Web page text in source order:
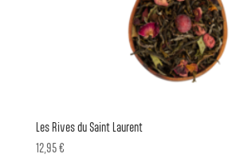
Les Rives du Saint Laurent
12,95€